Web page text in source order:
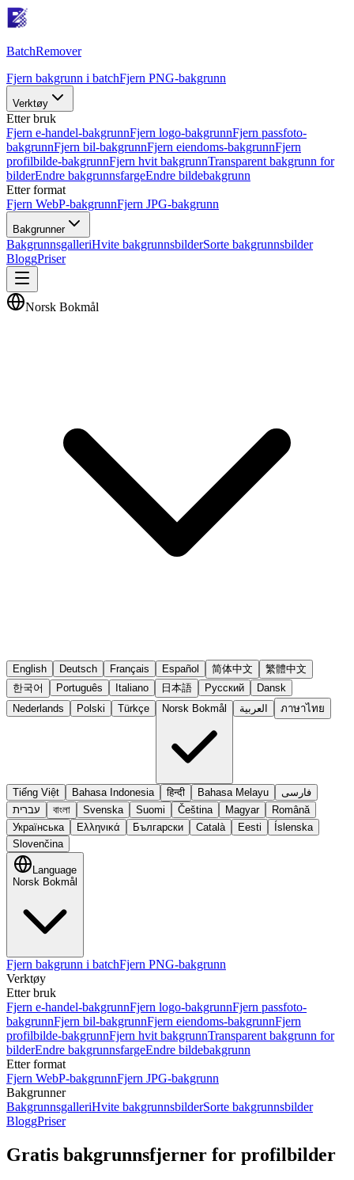
BatchRemover
Fjern bakgrunn i batchFjern PNG-bakgrunn
Verktøy
Etter bruk
Fjern e-handel-bakgrunnFjern logo-bakgrunnFjern passfoto-
bakgrunnFjern bil-bakgrunnFjern eiendoms-bakgrunnFjern
profilbilde-bakgrunnFjern hvit bakgrunnTransparent bakgrunn for
bilderEndre bakgrunnsfargeEndre bildebakgrunn
Etter format
Fjern WebP-bakgrunnFjern JPG-bakgrunn
Bakgrunner
BakgrunnsgalleriHvite bakgrunnsbilderSorte bakgrunnsbilder
BloggPriser
Norsk Bokmål
English Deutsch Français Español 简体中文
繁體中文
한국어
Português Italiano 日本語 Русский
Dansk
Nederlands
Polski Türkçe Norsk Bokmål العربية ภาษาไทย
Tiếng Việt Bahasa Indonesia हिन्दी Bahasa Melayu
فارسی
עברית
বাংলা Svenska Suomi Čeština Magyar
Română
Українська
Ελληνικά Български Català Eesti
Íslenska
Slovenčina
Language
Norsk Bokmål
Fjern bakgrunn i batchFjern PNG-bakgrunn
Verktøy
Etter bruk
Fjern e-handel-bakgrunnFjern logo-bakgrunnFjern passfoto-
bakgrunnFjern bil-bakgrunnFjern eiendoms-bakgrunnFjern
profilbilde-bakgrunnFjern hvit bakgrunnTransparent bakgrunn for
bilderEndre bakgrunnsfargeEndre bildebakgrunn
Etter format
Fjern WebP-bakgrunnFjern JPG-bakgrunn
Bakgrunner
BakgrunnsgalleriHvite bakgrunnsbilderSorte bakgrunnsbilder
BloggPriser
Gratis bakgrunnsfjerner for profilbilder